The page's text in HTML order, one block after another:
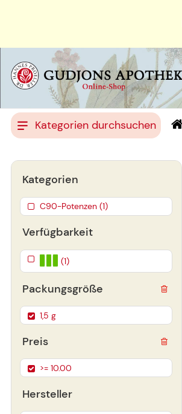
Kategorien durchsuchen
Verfügbarkeit
(1)
Packungsgröße
1,5 g
Preis
>= 10.00
Hersteller
Kategorien
C90-Potenzen (1)